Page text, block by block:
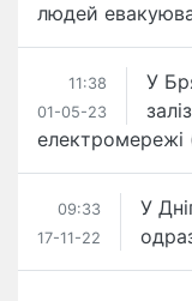
людей
11:38
01-05-23
У
електромережі
09:33
17-11-22
​У